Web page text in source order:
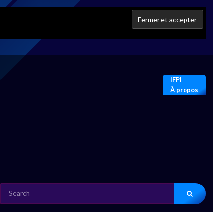
IFPI
À propos
FOR: